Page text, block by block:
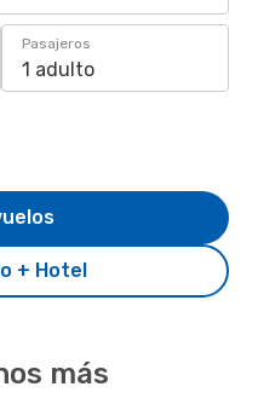
Pasajeros
1 adulto
+ Hotel
más